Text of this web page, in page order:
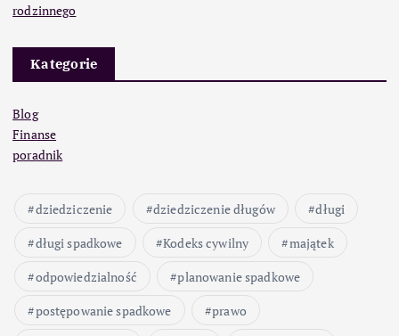
rodzinnego
Kategorie
Blog
Finanse
poradnik
dziedziczenie dziedziczenie długów
długi
długi spadkowe
Kodeks cywilny
majątek
odpowiedzialność
planowanie spadkowe
postępowanie spadkowe
prawo